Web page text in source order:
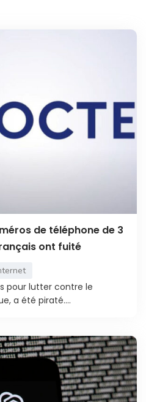
de téléphone de 3
ont fuité
pour lutter contre le
a été piraté....